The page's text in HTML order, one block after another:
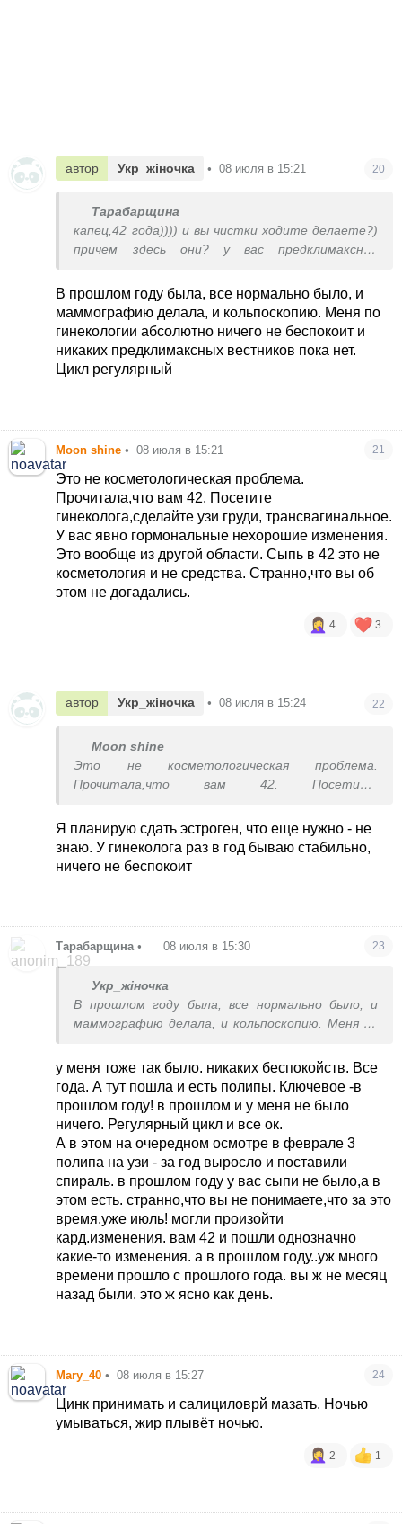
автор Укр_жіночка • 08 июля в 15:21 20
Тарабарщина
капец,42 года)))) и вы чистки ходите делаете?)
причем здесь они? у вас предклимаксное
вагинальном в посл.раз??? у меня у подруги
похожее. поставили спираль и все ок. вы грудь
проверяли на наличие кист? у вас 100% идут
возрастные горм.изменения,требующие
корректировки у гинеколога. и никакая умывалка
сбросила 3 кг
В прошлом году была, все нормально было, и
маммографию делала, и кольпоскопию. Меня по
гинекологии абсолютно ничего не беспокоит и
никаких предклимаксных вестников пока нет.
Цикл регулярный
Moon shine • 08 июля в 15:21 21
Это не косметологическая проблема.
Прочитала,что вам 42. Посетите
гинеколога,сделайте узи груди, трансвагинальное.
У вас явно гормональные нехорошие изменения.
Это вообще из другой области. Сыпь в 42 это не
косметология и не средства. Странно,что вы об
этом не догадались.
4 3
автор Укр_жіночка • 08 июля в 15:24 22
Moon shine
Это не косметологическая проблема.
Прочитала,что вам 42. Посетите
нехорошие изменения. Это вообще из другой
области. Сыпь в 42 это не косметология и не
Я планирую сдать эстроген, что еще нужно - не
знаю. У гинеколога раз в год бываю стабильно,
ничего не беспокоит
Тарабарщина • 08 июля в 15:30 23
Укр_жіночка
В прошлом году была, все нормально было, и
маммографию делала, и кольпоскопию. Меня по
никаких предклимаксных вестников пока нет.
Цикл регулярный
у меня тоже так было. никаких беспокойств. Все
года. А тут пошла и есть полипы. Ключевое -в
прошлом году! в прошлом и у меня не было
ничего. Регулярный цикл и все ок.
А в этом на очередном осмотре в феврале 3
полипа на узи - за год выросло и поставили
спираль. в прошлом году у вас сыпи не было,а в
этом есть. странно,что вы не понимаете,что за это
время,уже июль! могли произойти
кард.изменения. вам 42 и пошли однозначно
какие-то изменения. а в прошлом году..уж много
времени прошло с прошлого года. вы ж не месяц
назад были. это ж ясно как день.
Mary_40 • 08 июля в 15:27 24
Цинк принимать и салициловрй мазать. Ночью
умываться, жир плывёт ночью.
2 1